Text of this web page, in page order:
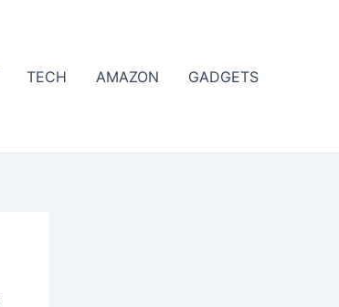
TECH AMAZON GADGETS